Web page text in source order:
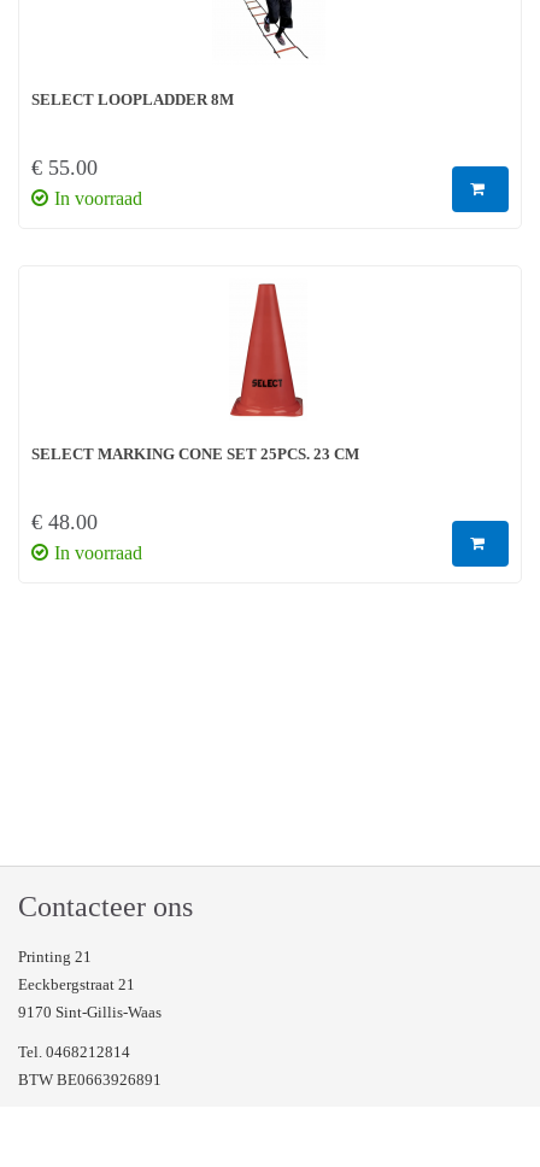
SELECT LOOPLADDER 8M
€ 55.00
In voorraad
SELECT MARKING CONE SET 25PCS. 23 CM
€ 48.00
In voorraad
Contacteer ons
Printing 21
Eeckbergstraat 21
9170 Sint-Gillis-Waas
Tel. 0468212814
BTW BE0663926891